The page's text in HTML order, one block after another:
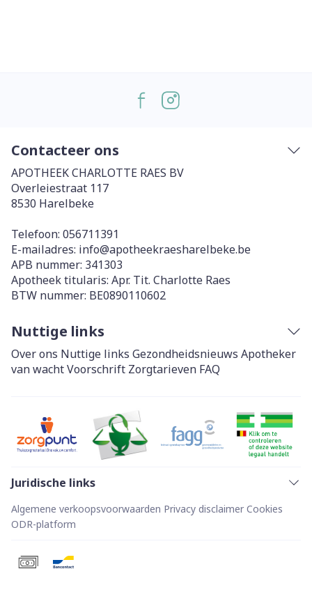
Contacteer ons
APOTHEEK CHARLOTTE RAES BV
Overleiestraat 117
8530 Harelbeke
Telefoon: 056711391
E-mailadres: info@apotheekraesharelbeke.be
APB nummer: 341303
Apotheek titularis: Apr. Tit. Charlotte Raes
BTW nummer: BE0890110602
Nuttige links
Over ons Nuttige links Gezondheidsnieuws Apotheker
van wachtVoorschrift Zorgtarieven FAQ
Juridische links
Algemene verkoopsvoorwaarden Privacy disclaimer Cookies
ODR-platform